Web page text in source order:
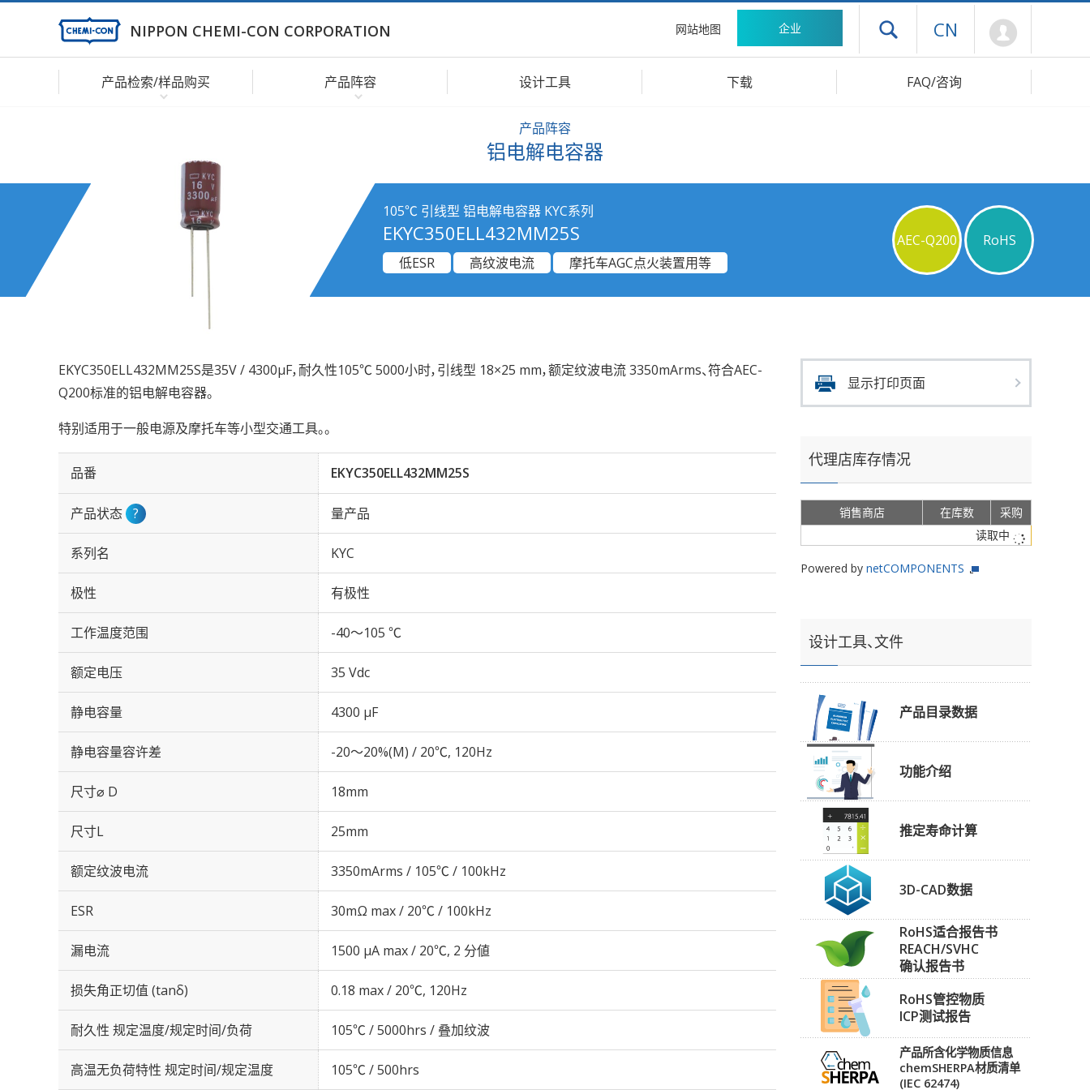
NIPPON CHEMI-CON CORPORATION 网站地图 企业 打开抽屉菜单
CN
产品检索/样品购买 产品阵容 设计工具 下载 FAQ/咨询
产品阵容
铝电解电容器
105℃ 引线型 铝电解电容器 KYC系列
EKYC350ELL432MM25S AEC-Q200
RoHS
低ESR
高纹波电流 摩托车AGC点火装置用等
EKYC350ELL432MM25S是35V / 4300µF，耐久性105℃ 5000小时，引线型 18×25 mm，额定纹波电流 3350mArms、符合AEC-
Q200标准的铝电解电容器。
特别适用于一般电源及摩托车等小型交通工具。。
品番 EKYC350ELL432MM25S
产品状态 ? 量产品
系列名 KYC
极性 有极性
工作温度范围 -40～105 ℃
额定电压 35 Vdc
静电容量 4300 µF
静电容量容许差 -20～20%(M) / 20℃, 120Hz
尺寸⌀ D 18mm
尺寸L 25mm
额定纹波电流 3350mArms / 105℃ / 100kHz
ESR 30mΩ max / 20℃ / 100kHz
漏电流 1500 μA max / 20℃, 2 分値
损失角正切值 (tanδ) 0.18 max / 20℃, 120Hz
耐久性 规定温度/规定时间/负荷 105℃ / 5000hrs / 叠加纹波
高温无负荷特性 规定时间/规定温度 105℃ / 500hrs
显示打印页面
代理店库存情况
销售商店 在库数
采购
读取中
Powered by netCOMPONENTS
设计工具、文件
产品目录数据
功能介绍
推定寿命计算
3D-CAD数据
RoHS适合报告书
REACH/SVHC
确认报告书
RoHS管控物质
ICP测试报告
产品所含化学物质信息
chemSHERPA材质清单
(IEC 62474)